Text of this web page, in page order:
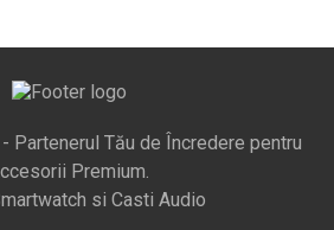
Partenerul Tău de Încredere pentru
Premium.
si Casti Audio